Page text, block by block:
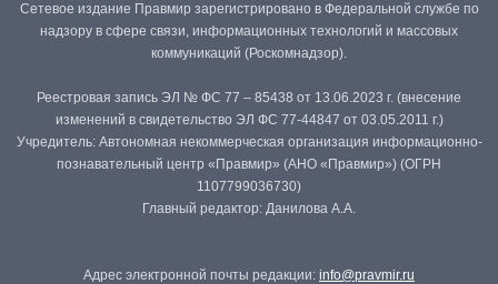
Сетевое издание Правмир зарегистрировано в Федеральной службе по
надзору в сфере связи, информационных технологий и массовых
коммуникаций (Роскомнадзор).
Реестровая запись ЭЛ № ФС 77 – 85438 от 13.06.2023 г. (внесение
изменений в свидетельство ЭЛ ФС 77-44847 от 03.05.2011 г.)
Учредитель: Автономная некоммерческая организация информационно-
познавательный центр «Правмир» (АНО «Правмир») (ОГРН
1107799036730)
Главный редактор: Данилова А.А.
Адрес электронной почты редакции: info@pravmir.ru